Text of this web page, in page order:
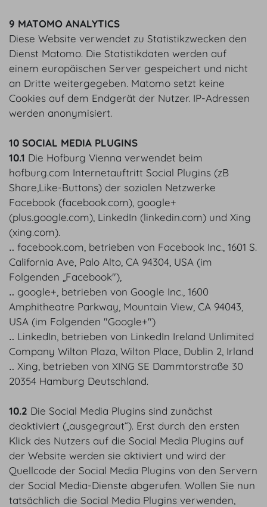
9 MATOMO ANALYTICS
Diese Website verwendet zu Statistikzwecken den
Dienst Matomo. Die Statistikdaten werden auf
einem europäischen Server gespeichert und nicht
an Dritte weitergegeben. Matomo setzt keine
Cookies auf dem Endgerät der Nutzer. IP-Adressen
werden anonymisiert.
10 SOCIAL MEDIA PLUGINS
10.1 Die Hofburg Vienna verwendet beim
hofburg.com Internetauftritt Social Plugins (zB
Share,Like-Buttons) der sozialen Netzwerke
Facebook (facebook.com), google+
(plus.google.com), LinkedIn (linkedin.com) und Xing
(xing.com).
‥ facebook.com, betrieben von Facebook Inc., 1601 S.
California Ave, Palo Alto, CA 94304, USA (im
Folgenden „Facebook"),
‥ google+, betrieben von Google Inc., 1600
Amphitheatre Parkway, Mountain View, CA 94043,
USA (im Folgenden "Google+")
‥ LinkedIn, betrieben von LinkedIn Ireland Unlimited
Company Wilton Plaza, Wilton Place, Dublin 2, Irland
‥ Xing, betrieben von XING SE Dammtorstraße 30
20354 Hamburg Deutschland.
10.2 Die Social Media Plugins sind zunächst
deaktiviert („ausgegraut“). Erst durch den ersten
Klick des Nutzers auf die Social Media Plugins auf
der Website werden sie aktiviert und wird der
Quellcode der Social Media Plugins von den Servern
der Social Media-Dienste abgerufen. Wollen Sie nun
tatsächlich die Social Media Plugins verwenden,